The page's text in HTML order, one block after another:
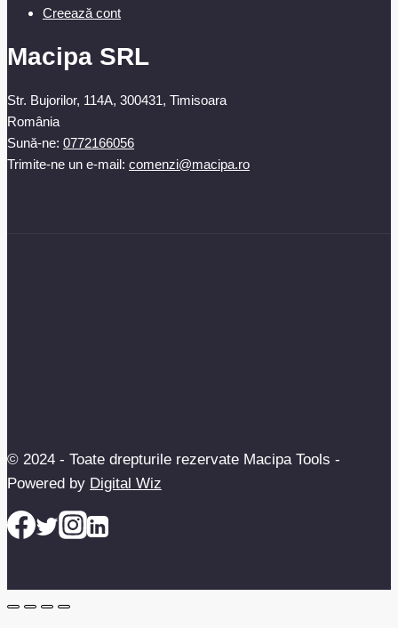
Creează cont
Macipa SRL
Str. Bujorilor, 114A, 300431, Timisoara
România
Sună-ne: 0772166056
Trimite-ne un e-mail: comenzi@macipa.ro
© 2024 - Toate drepturile rezervate Macipa Tools -
Powered by Digital Wiz